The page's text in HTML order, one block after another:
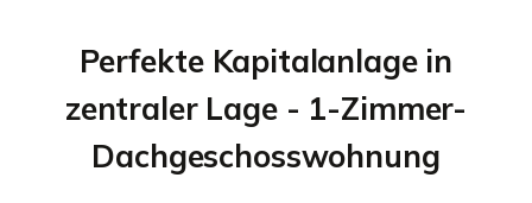
Perfekte Kapitalanlage in
zentraler Lage - 1-Zimmer-
Dachgeschosswohnung